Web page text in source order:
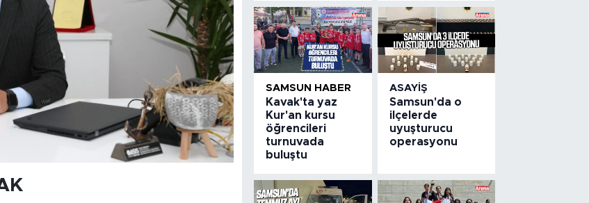
SAMSUN HABER
Kavak'ta yaz
Kur'an kursu
öğrencileri
turnuvada
buluştu
ASAYIŞ
Samsun'da o
ilçelerde
uyuşturucu
operasyonu